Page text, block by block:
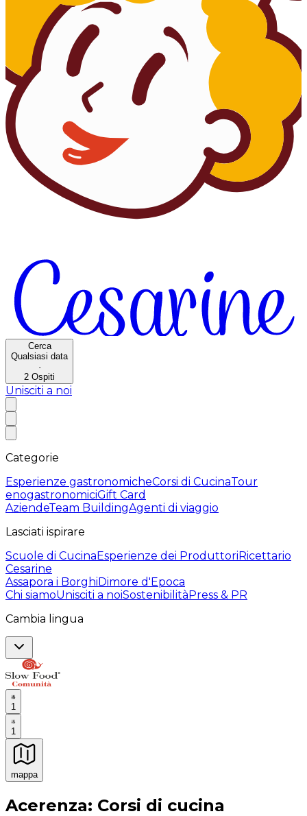
Cerca
Qualsiasi data
·
2 Ospiti
Unisciti a noi
Categorie
Esperienze gastronomicheCorsi di CucinaTour
enogastronomiciGift Card
AziendeTeam BuildingAgenti di viaggio
Lasciati ispirare
Scuole di CucinaEsperienze dei ProduttoriRicettario
Cesarine
Assapora i BorghiDimore d'Epoca
Chi siamoUnisciti a noiSostenibilitàPress & PR
Cambia lingua
1
1
mappa
Esperienze culinarie indimenticabili: Esperienze
Acerenza: Corsi di cucina